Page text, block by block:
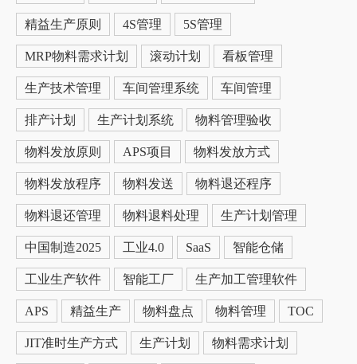
精益生产原则 4S管理 5S管理
MRP物料需求计划 滚动计划 看板管理
生产技术管理 车间管理系统 车间管理
排产计划 生产计划系统 物料管理验收
物料发放原则 APS项目 物料发放方式
物料发放程序 物料发送 物料退还程序
物料退还管理 物料退料处理 生产计划管理
中国制造2025 工业4.0 SaaS 智能仓储
工业生产软件 智能工厂 生产加工管理软件
APS 精益生产 物料盘点 物料管理 TOC
JIT准时生产方式 生产计划 物料需求计划